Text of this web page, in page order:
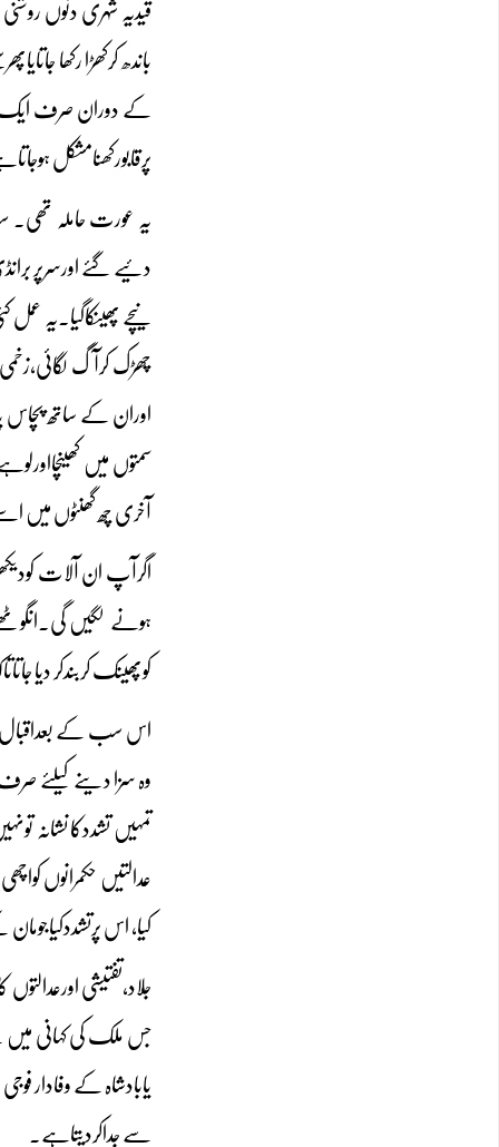
قیدیہ شہری دنوں
کے دوران صرف ایک
پرقابورکھنامشکل
یہ عورت حاملہ تھی۔
دئیے گئے اورسرپر
نیچے پھینکاگیا۔یہ
چھڑک کرآگ لگائی،زخمی
اوران کے ساتھ پچاس
سمتوں میں
آخری چھ گھنٹوں میں
اگرآپ ان آلات
ہونے لگیں
کوپھینک کربندکر دیا
اس سب کے بعداقبال
وہ سزا دینے کیلئے صرف
تمہیں تشددکا نشانہ
عدالتیں حکمرانوں
کیا، اس
جلاد،تفتیشی
جس ملک کی کہانی میں
یابادشاہ کے وفادار
سے جداکردیتاہے۔